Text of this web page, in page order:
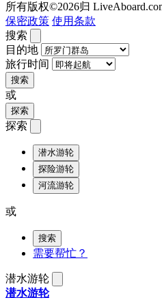
所有版权©2026归
保密政策 使用条款
搜索
目的地
旅行时间
搜索
或
探索
探索
潜水游轮
探险游轮
河流游轮
或
搜索
需要帮忙？
潜水游轮
潜水游轮